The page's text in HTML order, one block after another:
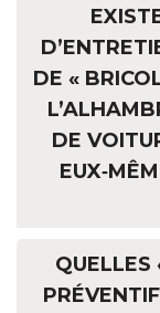
DE «
DE
QUELLES